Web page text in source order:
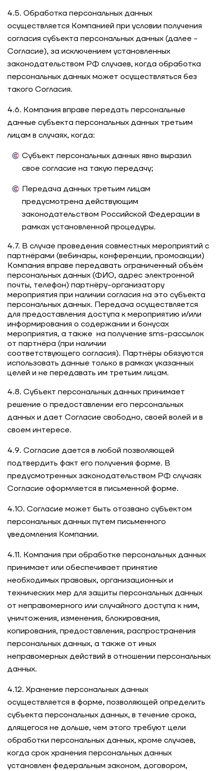
4.5. Обработка персональных данных
осуществляется Компанией при условии получения
согласия субъекта персональных данных (далее -
Согласие), за исключением установленных
законодательством РФ случаев, когда обработка
персональных данных может осуществляться без
такого Согласия.
4.6. Компания вправе передать персональные
данные субъекта персональных данных третьим
лицам в случаях, когда:
Субъект персональных данных явно выразил
свое согласие на такую передачу;
Передача данных третьим лицам
предусмотрена действующим
законодательством Российской Федерации в
рамках установленной процедуры.
4.7. В случае проведения совместных мероприятий с
партнёрами (вебинары, конференции, промоакции)
Компания вправе передавать ограниченный объём
персональных данных (ФИО, адрес электронной
почты, телефон) партнёру-организатору
мероприятия при наличии согласия на это субъекта
персональных данных. Передача осуществляется
для предоставления доступа к мероприятию и/или
информирования о содержании и бонусах
мероприятия, а также на получение sms-рассылок
от партнёра (при наличии
соответствующего согласия). Партнёры обязуются
использовать данные только в рамках указанных
целей и не передавать им третьим лицам.
4.8. Субъект персональных данных принимает
решение о предоставлении его персональных
данных и дает Согласие свободно, своей волей и в
своем интересе.
4.9. Согласие дается в любой позволяющей
подтвердить факт его получения форме. В
предусмотренных законодательством РФ случаях
Согласие оформляется в письменной форме.
4.10. Согласие может быть отозвано субъектом
персональных данных путем письменного
уведомления Компании.
4.11. Компания при обработке персональных данных
принимает или обеспечивает принятие
необходимых правовых, организационных и
технических мер для защиты персональных данных
от неправомерного или случайного доступа к ним,
уничтожения, изменения, блокирования,
копирования, предоставления, распространения
персональных данных, а также от иных
неправомерных действий в отношении персональных
данных.
4.12. Хранение персональных данных
осуществляется в форме, позволяющей определить
субъекта персональных данных, в течение срока,
длящегося не дольше, чем этого требуют цели
обработки персональных данных, кроме случаев,
когда срок хранения персональных данных
установлен федеральным законом, договором,